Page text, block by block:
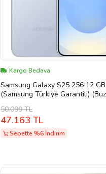
Kargo Bedava
Samsung Galaxy S25 256 12 GB RAM
(Samsung Türkiye Garantili)
50.099 TL
47.163 TL
Sepette %6 İndirim